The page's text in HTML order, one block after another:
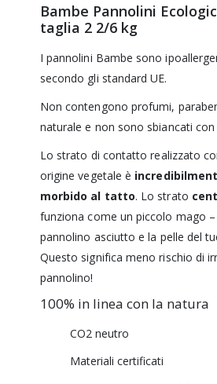
Bambe Pannolini
taglia 2 2/6 kg
I pannolini Bambe sono
secondo gli standard UE.
Non contengono profumi,
naturale e non sono sbiancati
Lo strato di contatto realizzato
origine vegetale è
morbido al tatto. Lo strato
funziona come un piccolo mago
pannolino asciutto e la pelle del
Questo significa meno rischio di
pannolino!
100% in linea con la natura
CO2 neutro
Materiali certificati